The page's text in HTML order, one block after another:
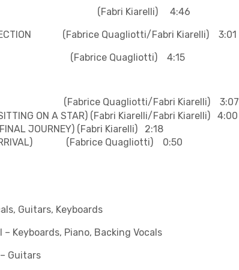
(Fabri Kiarelli) 4:46
(Fabrice Quagliotti/Fabri Kiarelli) 3:01
Quagliotti) 4:15
(Fabrice Quagliotti/Fabri Kiarelli) 3:07
ON A STAR) (Fabri Kiarelli/Fabri Kiarelli) 4:00
JOURNEY) (Fabri Kiarelli) 2:18
ARRIVAL) (Fabrice Quagliotti) 0:50
Guitars, Keyboards
– Keyboards, Piano, Backing Vocals
– Guitars